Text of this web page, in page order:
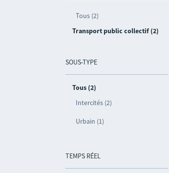
Tous (2)
Transport public collectif (2)
SOUS-TYPE
Tous (2)
Intercités (2)
Urbain (1)
TEMPS RÉEL